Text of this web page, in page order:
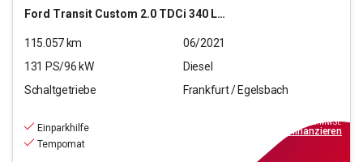
Ford Transit Custom 2.0 TDCi 340 L1 Trend (EURO 6d-TEMP
115.057km
06/2021
131 PS/96 kW
Diesel
Schaltgetriebe
Frankfurt / Egelsbach
Einparkhilfe
Tempomat
inkl.MwSt.
finanzieren